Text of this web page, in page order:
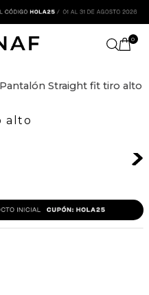
0
Pantalón Straight fit tiro alto
alto